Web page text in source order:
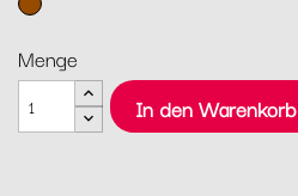
Braun
Menge
In den Warenkorb